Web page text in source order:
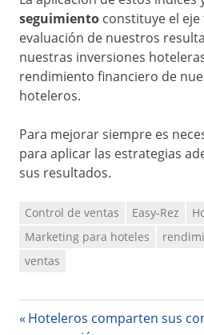
seguimiento constituye el
evaluación de nuestros
nuestras inversiones
rendimiento financiero de
hoteleros.
Para mejorar siempre es
para aplicar las estrategias
sus resultados.
Control de ventas Easy-Rez
Marketing para hoteles
ventas
Navegación
Entrada
Hoteleros comparten sus